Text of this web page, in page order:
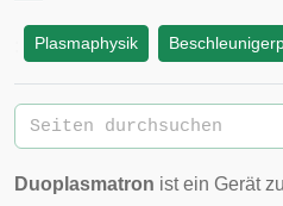
Plasmaphysik
Duoplasmatron ist ein Gerät